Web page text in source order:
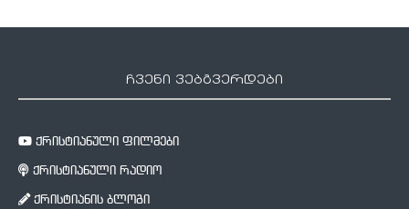
ჩვენი ვებგვერდები
ქრისტიანული ფილმები
ქრისტიანული რადიო
ქრისტიანის ბლოგი